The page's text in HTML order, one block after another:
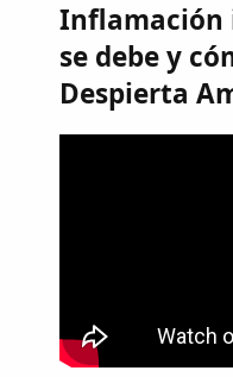
Inflamación
se debe y
Despierta